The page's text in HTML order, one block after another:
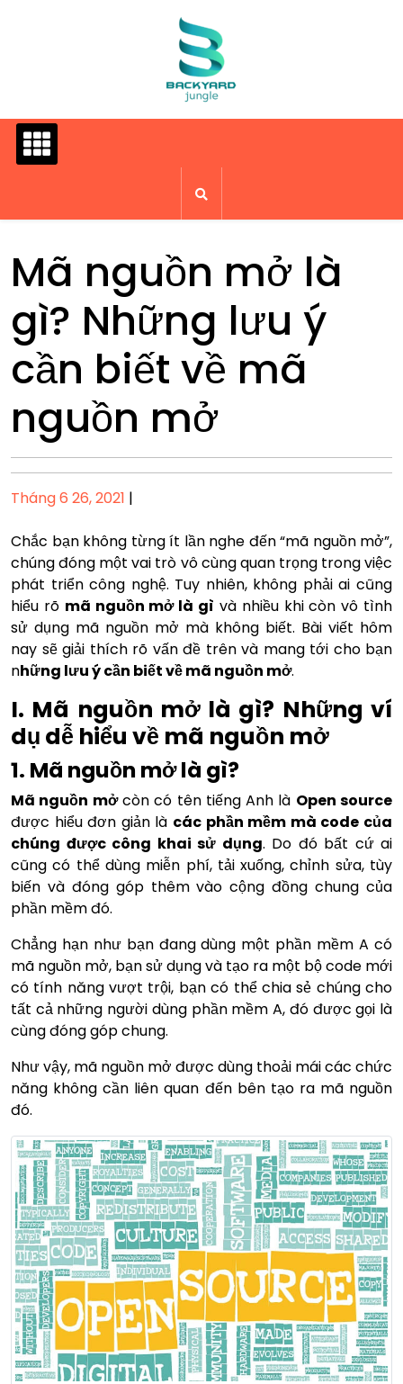
Mã nguồn mở là
gì? Những lưu ý
cần biết về mã
nguồn mở
Posted
Tháng 6 26, 2021 |
Chắc bạn không từng ít lần nghe đến “mã nguồn mở”,
chúng đóng một vai trò vô cùng quan trọng trong việc
phát triển công nghệ. Tuy nhiên, không phải ai cũng
hiểu rõ mã nguồn mở là gì và nhiều khi còn vô tình
sử dụng mã nguồn mở mà không biết. Bài viết hôm
nay sẽ giải thích rõ vấn đề trên và mang tới cho bạn
những lưu ý cần biết về mã nguồn mở.
I. Mã nguồn mở là gì? Những ví
dụ dễ hiểu về mã nguồn mở
1. Mã nguồn mở là gì?
Mã nguồn mởcòn có tên tiếng Anh là Open source
được hiểu đơn giản là các phần mềm mà code của
chúng được công khai sử dụng. Do đó bất cứ ai
cũng có thể dùng miễn phí, tải xuống, chỉnh sửa, tùy
biến và đóng góp thêm vào cộng đồng chung của
phần mềm đó.
Chẳng hạn như bạn đang dùng một phần mềm A có
mã nguồn mở, bạn sử dụng và tạo ra một bộ code mới
có tính năng vượt trội, bạn có thể chia sẻ chúng cho
tất cả những người dùng phần mềm A, đó được gọi là
cùng đóng góp chung.
Như vậy, mã nguồn mở được dùng thoải mái các chức
năng không cần liên quan đến bên tạo ra mã nguồn
đó.